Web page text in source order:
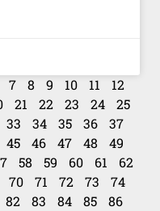
7 8 9 10 11
12
21 22 23 24
25
33 34 35 36
37
45 46 47 48
49
58 59 60 61
62
70 71 72 73
74
82 83 84 85
86